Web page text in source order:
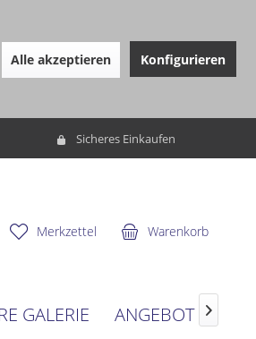
Alle akzeptieren Konfigurieren
Sicheres Einkaufen
Warenkorb
Merkzettel
GALERIE ANGEBOT 